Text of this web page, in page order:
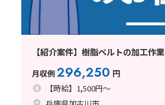
【紹介案件】樹脂ベルトの加工作業
月収例296,250 円
【時給】1,500円～